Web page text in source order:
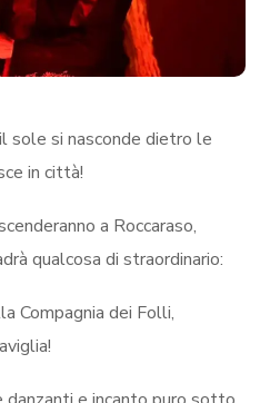
sole si nasconde dietro le
in città!
a Roccaraso,
qualcosa di straordinario:
Compagnia dei Folli,